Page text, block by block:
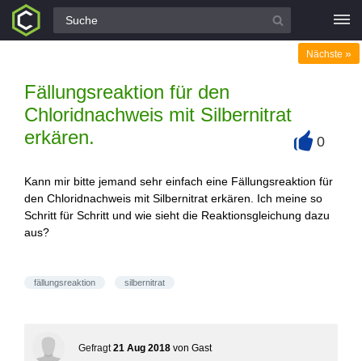
Alle Fragen
Fällungsreaktion für den
Chloridnachweis mit Silbernitrat
erkären.
Nächste »
0
Kann mir bitte jemand sehr einfach eine Fällungsreaktion für
den Chloridnachweis mit Silbernitrat erkären. Ich meine so
Schritt für Schritt und wie sieht die Reaktionsgleichung dazu
aus?
fällungsreaktion silbernitrat
Gefragt 21 Aug 2018 von Gast